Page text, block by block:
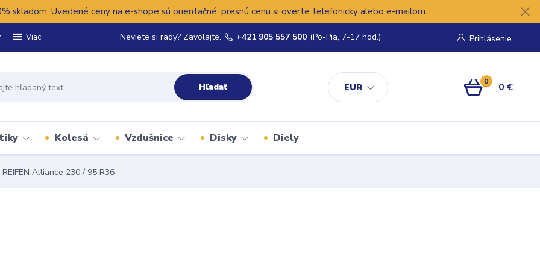
skladom. Uvedené ceny na e-shope sú orientačné, presnú cenu si overte telefonicky alebo e-mailom.
Viac
EUR
Prihlásenie
Hľadať
Neviete si rady? Zavolajte. +421 905 557 500 (Po-Pia, 7-17 hod.)
0 0 €
Kolesá Vzdušnice Disky Diely
REIFEN Alliance 230 / 95 R36